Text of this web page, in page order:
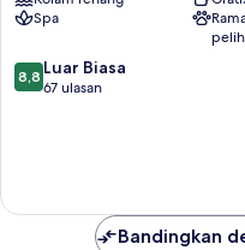
Lesna
Spa
8.8
dari
8,8 Luar Biasa
67 ulasan
Bandingkan